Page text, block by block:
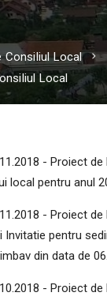
Consiliul Local
Local
- Proiect
local pentru anul
- Proiect de
Invitatie pentru
din data de
- Proiect de